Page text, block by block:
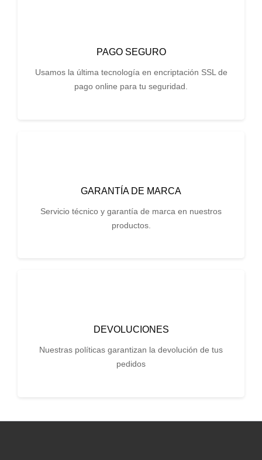
PAGO SEGURO
Usamos la última tecnología en encriptación SSL de
pago online para tu seguridad.
GARANTÍA DE MARCA
Servicio técnico y garantía de marca en nuestros
productos.
DEVOLUCIONES
Nuestras políticas garantizan la devolución de tus
pedidos